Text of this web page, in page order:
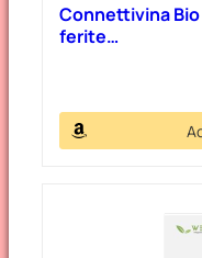
Connettivina
ferite…